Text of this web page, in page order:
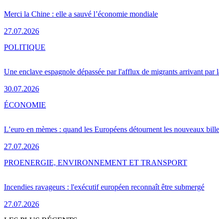
Merci la Chine : elle a sauvé l’économie mondiale
27.07.2026
Une enclave espagnole dépassée par l'afflux de migrants arrivant par
30.07.2026
POLITIQUE
L’euro en mèmes : quand les Européens détournent les nouveaux
27.07.2026
ÉCONOMIE
Incendies ravageurs : l'exécutif européen reconnaît être submergé
27.07.2026
PROENERGIE, ENVIRONNEMENT ET TRANSPORT